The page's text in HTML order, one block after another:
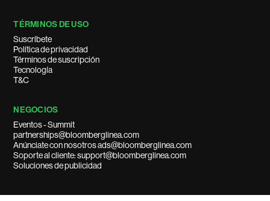
TÉRMINOS DE USO
Suscríbete
Política de privacidad
Términos de suscripción
Tecnología
T&C
NEGOCIOS
Eventos - Summit
partnerships@bloomberglinea.com
Anúnciate con nosotros ads@bloomberglinea.com
Soporte al cliente: support@bloomberglinea.com
Soluciones de publicidad